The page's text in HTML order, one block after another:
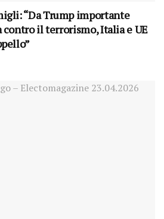
“Da Trump importante
il terrorismo, Italia e UE